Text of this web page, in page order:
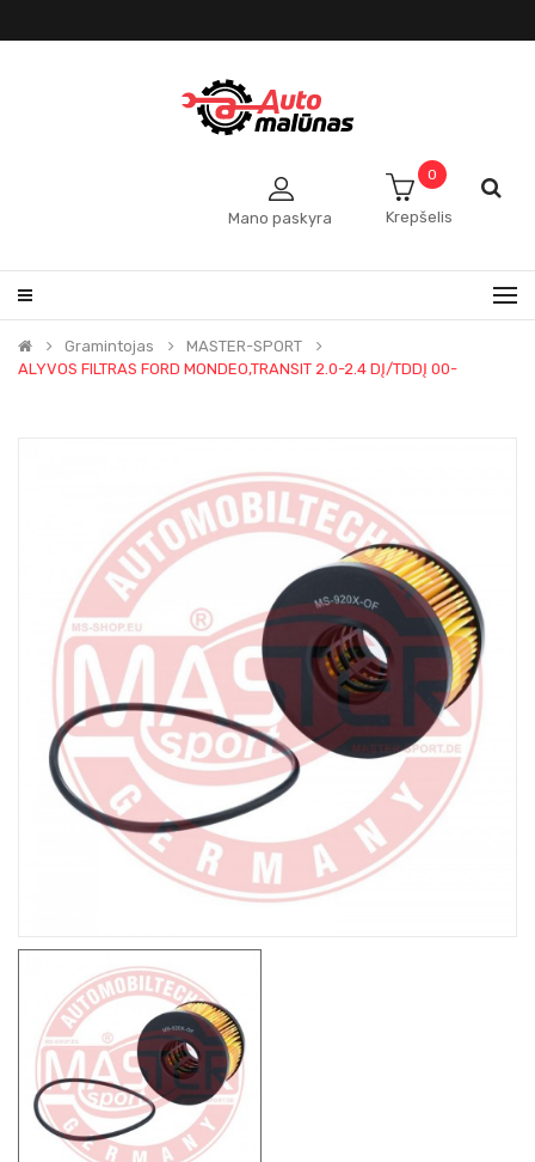
Mano paskyra Krepšelis
0
Gramintojas
MASTER-SPORT
ALYVOS FILTRAS FORD MONDEO,TRANSIT 2.0-2.4 DĮ/TDDĮ 00-